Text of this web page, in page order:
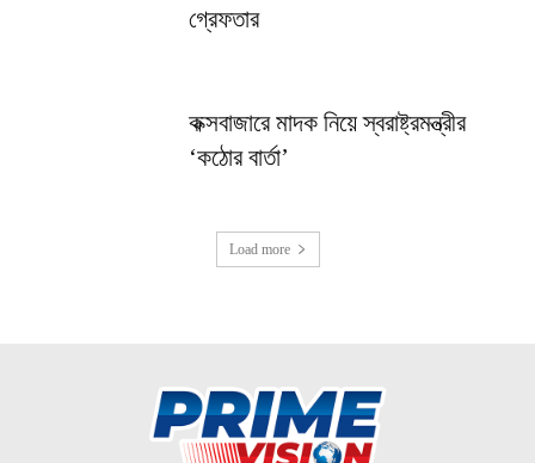
গ্রেফতার
কক্সবাজারে মাদক নিয়ে স্বরাষ্ট্রমন্ত্রীর
‘কঠোর বার্তা’
Load more